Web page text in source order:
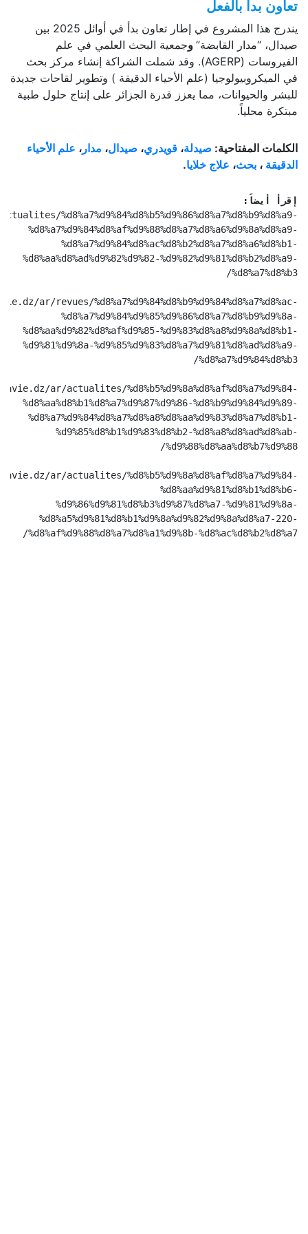
تعاون بدأ بالفعل
يندرج هذا المشروع في إطار تعاون بدأ في أوائل 2025 بين
صيدال، “مدار القابضة” وجمعية البحث العلمي في علم
الفيروسات (AGERP). وقد شملت الشراكة إنشاء مركز بحث
في الميكروبيولوجيا (علم الأحياء الدقيقة ) وتطوير لقاحات جديدة
للبشر والحيوانات، مما يعزز قدرة الجزائر على إنتاج حلول طبية
مبتكرة محلياً.
الكلمات المفتاحية: صيدلة، قويدري، صيدال، مدار ، علم الأحياء
الدقيقة ، بحث، علاج خلايا.
إقرأ أيضاً:
%d8%a7%d9%84%d8%b5%d9%86%d8%a7%d8%b9%d8%a9-
%d8%a7%d9%84%d8%af%d9%88%d8%a7%d8%a6%d9%8a%d8%a9-
%d8%a7%d9%84%d8%ac%d8%b2%d8%a7%d8%a6%d8%b1-
%d8%aa%d8%ad%d9%82%d9%82-%d9%82%d9%81%d8%b2%d8%a9-
%d8%a7%d8%b3/
ar/revues/%d8%a7%d9%84%d8%b9%d9%84%d8%a7%d8%ac-
%d8%a7%d9%84%d9%85%d9%86%d8%a7%d8%b9%d9%8a-
%d8%aa%d9%82%d8%af%d9%85-%d9%83%d8%a8%d9%8a%d8%b1-
%d9%81%d9%8a-%d9%85%d9%83%d8%a7%d9%81%d8%ad%d8%a9-
%d8%a7%d9%84%d8%b3/
ar/actualites/%d8%b5%d9%8a%d8%af%d8%a7%d9%84-
%d8%aa%d8%b1%d8%a7%d9%87%d9%86-%d8%b9%d9%84%d9%89-
%d8%a7%d9%84%d8%a7%d8%a8%d8%aa%d9%83%d8%a7%d8%b1-
%d9%85%d8%b1%d9%83%d8%b2-%d8%a8%d8%ad%d8%ab-
%d9%88%d8%aa%d8%b7%d9%88/
ar/actualites/%d8%b5%d9%8a%d8%af%d8%a7%d9%84-
%d8%aa%d9%81%d8%b1%d8%b6-
%d9%86%d9%81%d8%b3%d9%87%d8%a7-%d9%81%d9%8a-
%d8%a5%d9%81%d8%b1%d9%8a%d9%82%d9%8a%d8%a7-220-
%d8%af%d9%88%d8%a7%d8%a1%d9%8b-%d8%ac%d8%b2%d8%a7/